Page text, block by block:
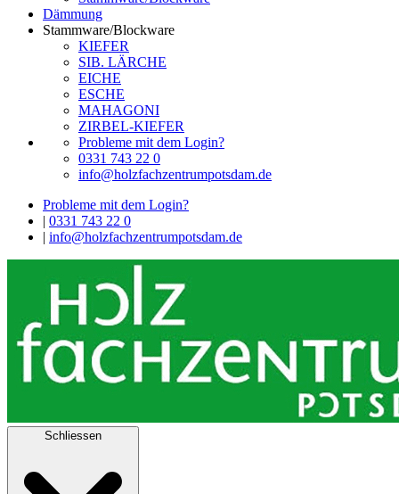
Dämmung
Stammware/Blockware
KIEFER
SIB. LÄRCHE
EICHE
ESCHE
MAHAGONI
ZIRBEL-KIEFER
Probleme mit dem Login?
0331 743 22 0
info@holzfachzentrumpotsdam.de
Probleme mit dem Login?
| 0331 743 22 0
| info@holzfachzentrumpotsdam.de
Schliessen